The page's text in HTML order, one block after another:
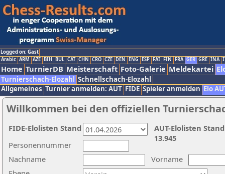
Logged on: Gast
Arabic ARM AZE BIH BUL CAT CHN CRO CZE DEN ENG ESP FAI FIN FRA GER GRE INA
Home TurnierDB Meisterschaft Foto-Galerie Meldekartei
Turnierschach-Elozahl Schnellschach-Elozahl
Allgemeines Turnier anmelden: AUT FIDE Spieler anmelden Elo
Willkommen bei den offiziellen
Nachname
Vorname
Personennummer
AUT-Elolisten
13.945
FIDE-Elolisten Stand